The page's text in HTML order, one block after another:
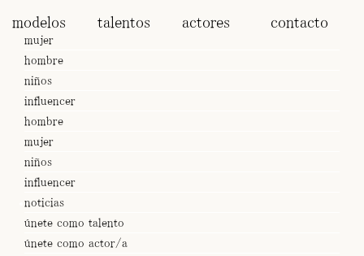
modelos talentos actores contacto
mujer
hombre
niños
influencer
hombre
mujer
niños
influencer
noticias
únete como talento
únete como actor/a